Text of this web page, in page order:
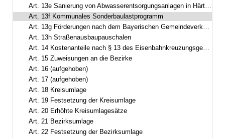
Art. 13e Sanierung von Abwasserentsorgungsanlagen in Härtefällen
Art. 13f Kommunales Sonderbaulastprogramm
Art. 13g Förderungen nach dem Bayerischen Gemeindeverkehrsfinanzierungsgesetz
Art. 13h Straßenausbaupauschalen
Art. 14 Kostenanteile nach § 13 des Eisenbahnkreuzungsgesetzes
Art. 15 Zuweisungen an die Bezirke
Art. 16 (aufgehoben)
Art. 17 (aufgehoben)
Art. 18 Kreisumlage
Art. 19 Festsetzung der Kreisumlage
Art. 20 Erhöhte Kreisumlagesätze
Art. 21 Bezirksumlage
Art. 22 Festsetzung der Bezirksumlage